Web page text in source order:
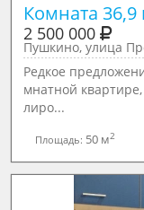
Комната 36,9
2 500 000
Пушкино, улица
Редкое
мнатной
лиро...
Площадь: 50 м2